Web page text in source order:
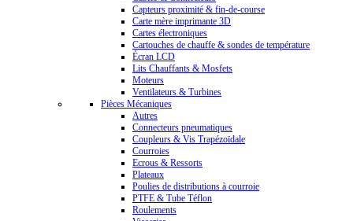
Capteurs proximité & fin-de-course
Carte mère imprimante 3D
Cartes électroniques
Cartouches de chauffe & sondes de température
Écran LCD
Lits Chauffants & Mosfets
Moteurs
Ventilateurs & Turbines
Pièces Mécaniques
Autres
Connecteurs pneumatiques
Coupleurs & Vis Trapézoïdale
Courroies
Ecrous & Ressorts
Plateaux
Poulies de distributions à courroie
PTFE & Tube Téflon
Roulements